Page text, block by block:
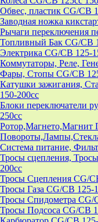
Обвес, пластик CG/CB
Заводная ножка
Рычаги переключения
Топливный Бак CG/CB
Электрика CG/CB 125-
Коммутаторы, Реле,
Фары, Стопы CG/CB
Катушки зажигания,
150-200cc
Блоки переключатели
250cc
Ротор,Магнето,Магнит
Система питание,
Тросы сцепления,
200cc
Тросы Сцепления CG/
Тросы Газа CG/CB 125-
Тросы Спидометра CG/
Тросы Подсоса CG/CB